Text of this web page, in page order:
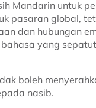
Mandarin untuk
pasaran global,
dan hubungan
yang
boleh
nasib.